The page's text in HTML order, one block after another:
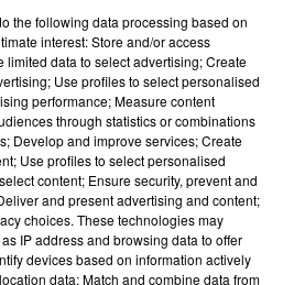
33 sec)
sec
DU 08/05/25 À 18H00
the following data processing based on
interest: Store and/or access
limited data to select advertising; Create
Use profiles to select personalised
performance; Measure content
through statistics or combinations
Develop and improve services; Create
Use profiles to select personalised
content; Ensure security, prevent and
and present advertising and content;
choices. These technologies may
IP address and browsing data to offer
devices based on information actively
data; Match and combine data from